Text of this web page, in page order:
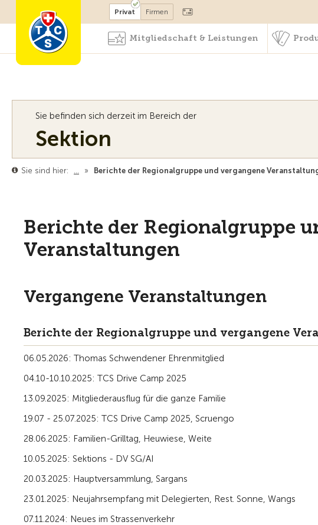
Mitglied werden
Privat Firmen
Mitgliedschaft & Leistungen
Sie befinden sich derzeit im Bereich der
Sektion
Sie sind hier: … » Berichte der Regionalgruppe und vergangene
Berichte der Regionalgruppe
Veranstaltungen
Vergangene Veranstaltungen
Berichte der Regionalgruppe und vergangene
06.05.2026: Thomas Schwendener Ehrenmitglied
04.10-10.10.2025: TCS Drive Camp 2025
13.09.2025: Mitgliederausflug für die ganze Familie
19.07 - 25.07.2025: TCS Drive Camp 2025, Scruengo
28.06.2025: Familien-Grilltag, Heuwiese, Weite
10.05.2025: Sektions - DV SG/AI
20.03.2025: Hauptversammlung, Sargans
23.01.2025: Neujahrsempfang mit Delegierten, Rest. Sonne, Wangs
07.11.2024: Neues im Strassenverkehr